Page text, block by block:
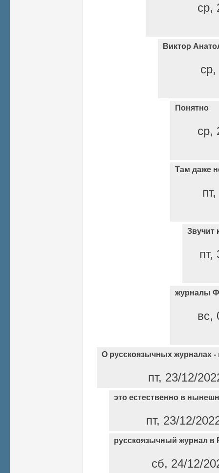
ср,
Виктор
Понятно
ср,
Там даже
Звучит
пт,
журналы
вс,
О русскоязычных журналах
пт, 23/12/
это естественно в
пт, 23/12/
русскоязычный журнал в
сб, 24/12/